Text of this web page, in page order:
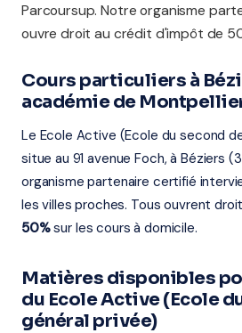
Parcoursup. Notre organisme
ouvre droit au crédit d'impôt de
Cours particuliers à
académie de
Le Ecole Active (Ecole du second
situe au 91 avenue Foch, à Béziers
organisme partenaire certifié
les villes proches. Tous ouvrent
50%sur les cours à domicile.
Matières disponibles
du Ecole Active (Ecole
général privée)